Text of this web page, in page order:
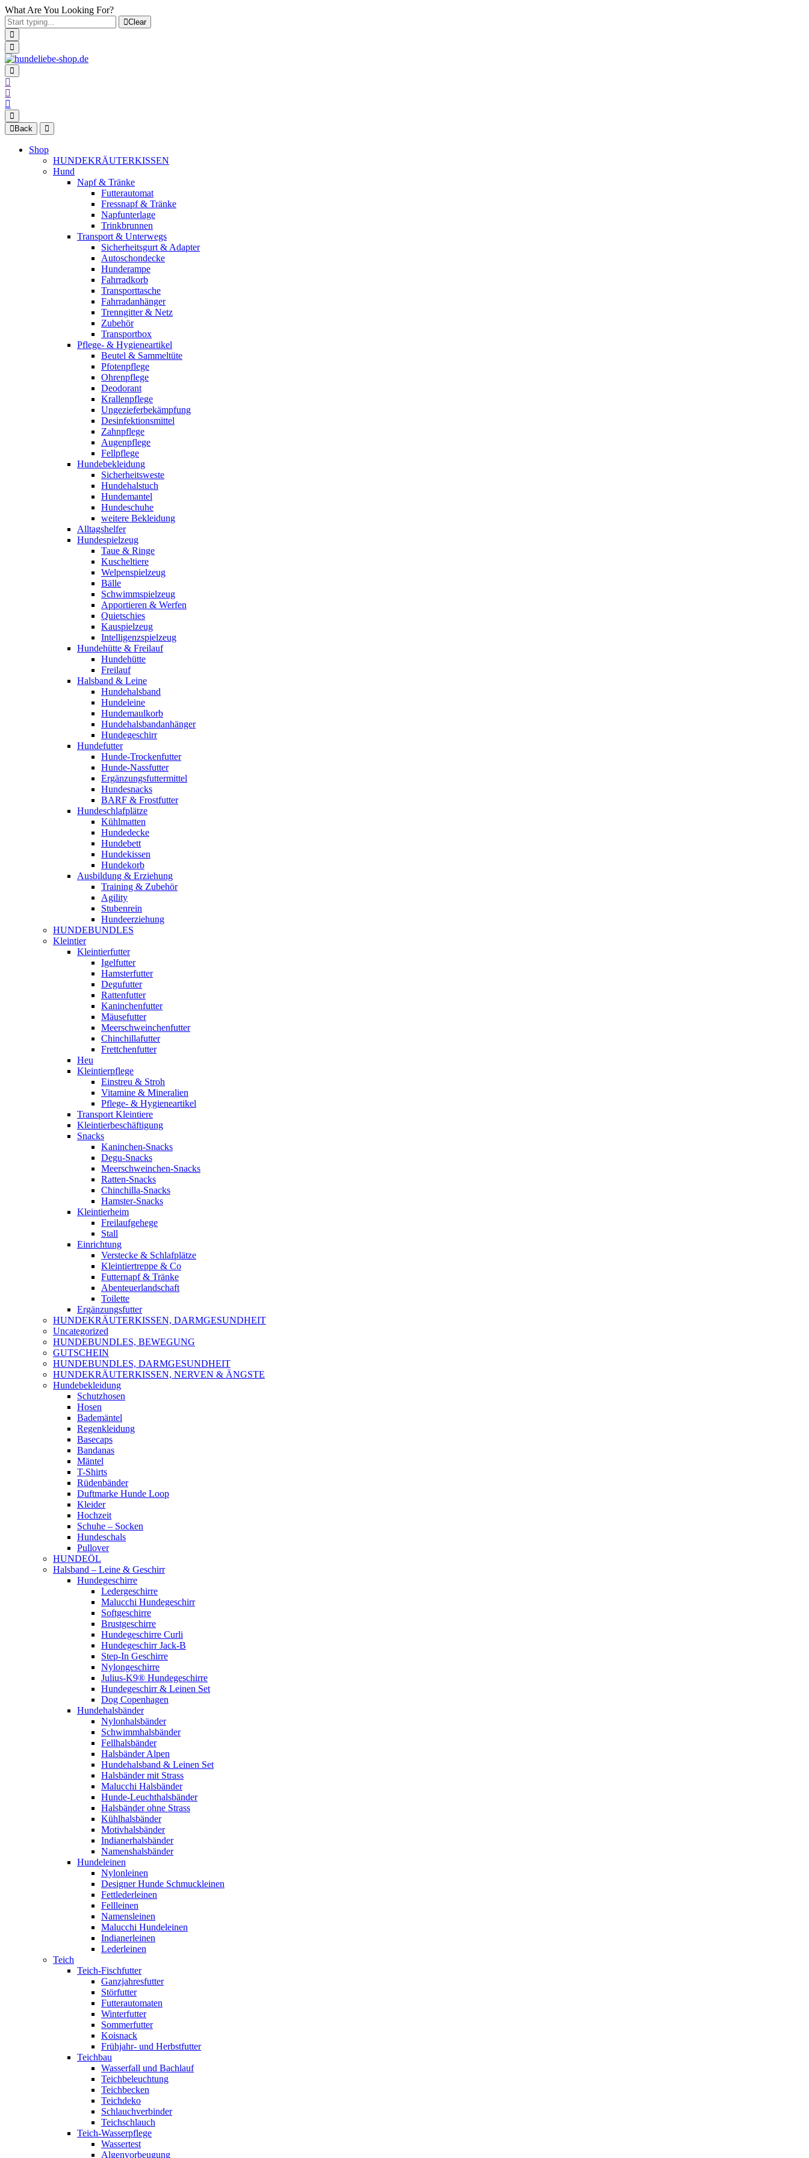
What Are You Looking For?
Clear
Back
Shop
HUNDEKRÄUTERKISSEN
Hund
Napf & Tränke
Futterautomat
Fressnapf & Tränke
Napfunterlage
Trinkbrunnen
Transport & Unterwegs
Sicherheitsgurt & Adapter
Autoschondecke
Hunderampe
Fahrradkorb
Transporttasche
Fahrradanhänger
Trenngitter & Netz
Zubehör
Transportbox
Pflege- & Hygieneartikel
Beutel & Sammeltüte
Pfotenpflege
Ohrenpflege
Deodorant
Krallenpflege
Ungezieferbekämpfung
Desinfektionsmittel
Zahnpflege
Augenpflege
Fellpflege
Hundebekleidung
Sicherheitsweste
Hundehalstuch
Hundemantel
Hundeschuhe
weitere Bekleidung
Alltagshelfer
Hundespielzeug
Taue & Ringe
Kuscheltiere
Welpenspielzeug
Bälle
Schwimmspielzeug
Apportieren & Werfen
Quietschies
Kauspielzeug
Intelligenzspielzeug
Hundehütte & Freilauf
Hundehütte
Freilauf
Halsband & Leine
Hundehalsband
Hundeleine
Hundemaulkorb
Hundehalsbandanhänger
Hundegeschirr
Hundefutter
Hunde-Trockenfutter
Hunde-Nassfutter
Ergänzungsfuttermittel
Hundesnacks
BARF & Frostfutter
Hundeschlafplätze
Kühlmatten
Hundedecke
Hundebett
Hundekissen
Hundekorb
Ausbildung & Erziehung
Training & Zubehör
Agility
Stubenrein
Hundeerziehung
HUNDEBUNDLES
Kleintier
Kleintierfutter
Igelfutter
Hamsterfutter
Degufutter
Rattenfutter
Kaninchenfutter
Mäusefutter
Meerschweinchenfutter
Chinchillafutter
Frettchenfutter
Heu
Kleintierpflege
Einstreu & Stroh
Vitamine & Mineralien
Pflege- & Hygieneartikel
Transport Kleintiere
Kleintierbeschäftigung
Snacks
Kaninchen-Snacks
Degu-Snacks
Meerschweinchen-Snacks
Ratten-Snacks
Chinchilla-Snacks
Hamster-Snacks
Kleintierheim
Freilaufgehege
Stall
Einrichtung
Verstecke & Schlafplätze
Kleintiertreppe & Co
Futternapf & Tränke
Abenteuerlandschaft
Toilette
Ergänzungsfutter
HUNDEKRÄUTERKISSEN, DARMGESUNDHEIT
Uncategorized
HUNDEBUNDLES, BEWEGUNG
GUTSCHEIN
HUNDEBUNDLES, DARMGESUNDHEIT
HUNDEKRÄUTERKISSEN, NERVEN & ÄNGSTE
Hundebekleidung
Schutzhosen
Hosen
Bademäntel
Regenkleidung
Basecaps
Bandanas
Mäntel
T-Shirts
Rüdenbänder
Duftmarke Hunde Loop
Kleider
Hochzeit
Schuhe – Socken
Hundeschals
Pullover
HUNDEÖL
Halsband – Leine & Geschirr
Hundegeschirre
Ledergeschirre
Malucchi Hundegeschirr
Softgeschirre
Brustgeschirre
Hundegeschirre Curli
Hundegeschirr Jack-B
Step-In Geschirre
Nylongeschirre
Julius-K9® Hundegeschirre
Hundegeschirr & Leinen Set
Dog Copenhagen
Hundehalsbänder
Nylonhalsbänder
Schwimmhalsbänder
Fellhalsbänder
Halsbänder Alpen
Hundehalsband & Leinen Set
Halsbänder mit Strass
Malucchi Halsbänder
Hunde-Leuchthalsbänder
Halsbänder ohne Strass
Kühlhalsbänder
Motivhalsbänder
Indianerhalsbänder
Namenshalsbänder
Hundeleinen
Nylonleinen
Designer Hunde Schmuckleinen
Fettlederleinen
Fellleinen
Namensleinen
Malucchi Hundeleinen
Indianerleinen
Lederleinen
Teich
Teich-Fischfutter
Ganzjahresfutter
Störfutter
Futterautomaten
Winterfutter
Sommerfutter
Koisnack
Frühjahr- und Herbstfutter
Teichbau
Wasserfall und Bachlauf
Teichbeleuchtung
Teichbecken
Teichdeko
Schlauchverbinder
Teichschlauch
Teich-Wasserpflege
Wassertest
Algenvorbeugung